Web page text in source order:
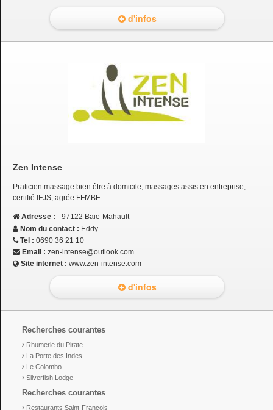
d'infos
Zen Intense
Praticien massage bien être à domicile, massages assis en entreprise,
certifié IFJS, agrée FFMBE
Adresse : - 97122 Baie-Mahault
Nom du contact : Eddy
Tel : 0690 36 21 10
Email : zen-intense@outlook.com
Site internet : www.zen-intense.com
d'infos
Recherches courantes
Rhumerie du Pirate
La Porte des Indes
Le Colombo
Silverfish Lodge
Recherches courantes
Restaurants Saint-François